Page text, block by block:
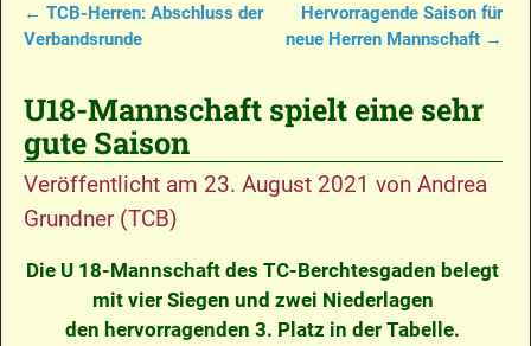
Artikelnavigation
← TCB-Herren: Abschluss der
Verbandsrunde
Hervorragende Saison für
neue Herren Mannschaft →
U18-Mannschaft spielt eine sehr
gute Saison
Veröffentlicht am 23. August 2021 von Andrea
Grundner (TCB)
Die U 18-Mannschaft des TC-Berchtesgaden belegt
mit vier Siegen und zwei Niederlagen
den hervorragenden 3. Platz in der Tabelle.